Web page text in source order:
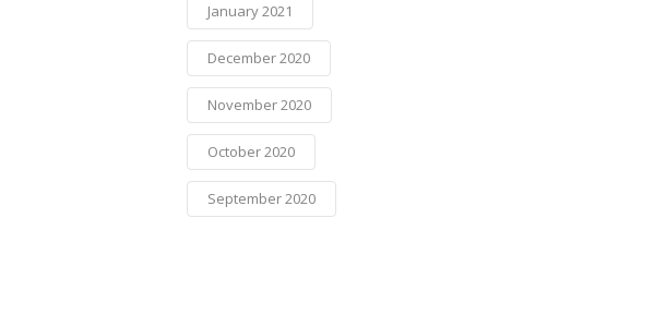
January 2021
December 2020
November 2020
October 2020
September 2020